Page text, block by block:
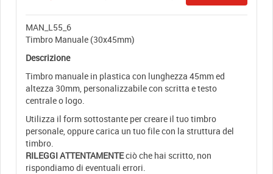
MAN_L55_6
Timbro Manuale (30x45mm)
Descrizione
Timbro manuale in plastica con lunghezza 45mm ed
altezza 30mm, personalizzabile con scritta e testo
centrale o logo.
Utilizza il form sottostante per creare il tuo timbro
personale, oppure carica un tuo file con la struttura del
timbro.
RILEGGI ATTENTAMENTEciò che hai scritto, non
rispondiamo di eventuali errori.